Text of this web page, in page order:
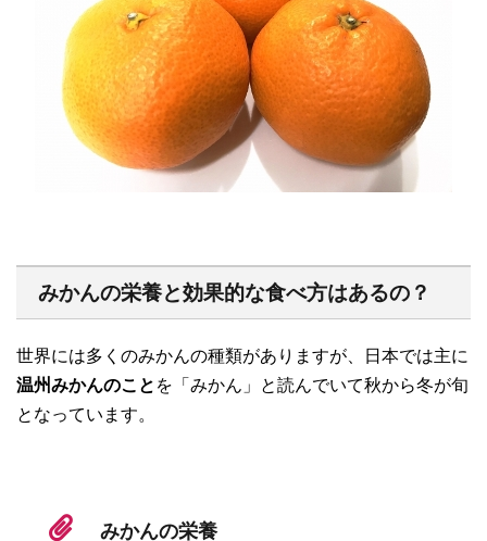
みかんの栄養と効果的な食べ方はあるの？
世界には多くのみかんの種類がありますが、日本では主に
温州みかんのこと を「みかん」と読んでいて秋から冬が旬
となっています。
みかんの栄養